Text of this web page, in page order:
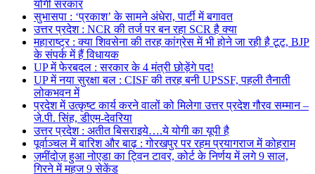
योगी सरकार
सुभासपा : ‘प्रकाश’ के सामने अंधेरा, पार्टी में बगावत
उत्तर प्रदेश : NCR की तर्ज पर बन रहा SCR है क्या
महाराष्ट्र : क्या शिवसेना की तरह कांग्रेस में भी होने जा रही है टूट, BJP
के संपर्क में हैं विधायक
UP में फेरबदल : सरकार के 4 मंत्री छोड़ेंगे पद!
UP में नया सुरक्षा बल : CISF की तरह बनी UPSSF, पहली तैनाती
लोकभवन में
प्रदेश में उत्कृष्ट कार्य करने वालों को मिलेगा उत्तर प्रदेश गौरव सम्मान –
जे.पी. सिंह, डीएम-देवरिया
उत्तर प्रदेश : अतीत बिसराइये….ये योगी का यूपी है
पूर्वाञ्चल में बारिश और बाढ़ : गोरखपुर पर रहम प्रयागराज में कोहराम
ज़मींदोज़ हुआ नोएडा का ट्विन टावर, कोर्ट के निर्णय में लगे 9 साल,
गिरने में महज 9 सेकेंड